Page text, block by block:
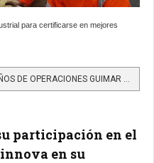
para certificarse en mejores
participación en el
en su